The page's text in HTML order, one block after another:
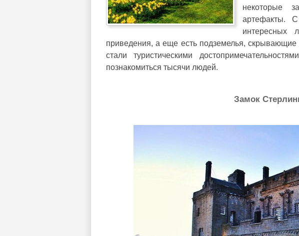
некоторые
артефакты.
интересных
приведения, а еще есть подземелья,
стали туристическими
познакомиться тысячи людей.
Замок